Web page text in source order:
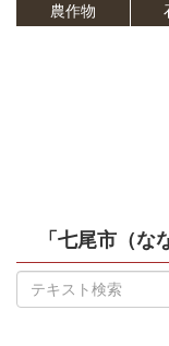
農作物
「七尾市（な